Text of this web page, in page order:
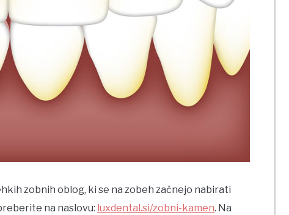
zobnih oblog, ki se na zobeh začnejo nabirati
na naslovu: luxdental.si/zobni-kamen. Na